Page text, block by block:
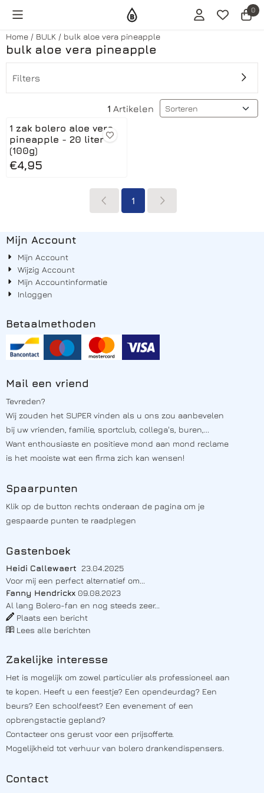
Cookievoorkeuren zijn momenteel gesloten. 0
Home / BULK / bulk aloe vera pineapple
bulk aloe vera pineapple
Filters
1 Artikelen Sorteermethode
1 zak bolero aloe vera
pineapple - 20 liter
(100g)
Prijs: 4,95
€4,95
1
Mijn Account
Mijn Account
Wijzig Account
Mijn Accountinformatie
Inloggen
Betaalmethoden
Mail een vriend
Tevreden?
Wij zouden het SUPER vinden als u ons zou aanbevelen
bij uw vrienden, familie, sportclub, collega's, buren,...
Want enthousiaste en positieve mond aan mond reclame
is het mooiste wat een firma zich kan wensen!
Spaarpunten
Klik op de button rechts onderaan de pagina om je
gespaarde punten te raadplegen
Gastenboek
Heidi Callewaert 23.04.2025
Voor mij een perfect alternatief om...
Fanny Hendrickx 09.08.2023
Al lang Bolero-fan en nog steeds zeer...
Plaats een bericht
Lees alle berichten
Zakelijke interesse
Het is mogelijk om zowel particulier als professioneel aan
te kopen. Heeft u een feestje? Een opendeurdag? Een
beurs? Een schoolfeest? Een evenement of een
opbrengstactie gepland?
Contacteer ons gerust voor een prijsofferte.
Mogelijkheid tot verhuur van bolero drankendispensers.
Contact